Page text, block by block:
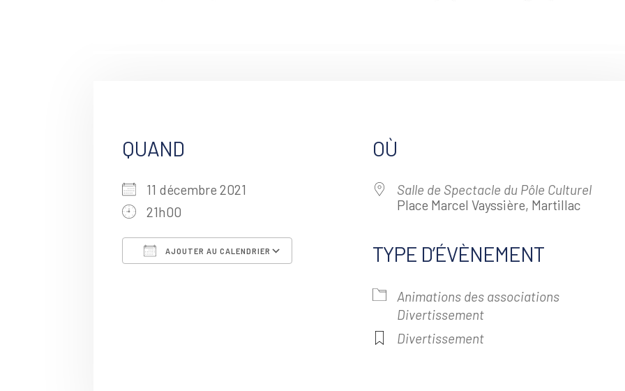
QUAND
11 décembre 2021
21h00
AJOUTER AU CALENDRIER
OÙ
Salle de Spectacle du Pôle Culturel
Place Marcel Vayssière, Martillac
TYPE D’ÉVÈNEMENT
Animations des associations
Divertissement
Divertissement